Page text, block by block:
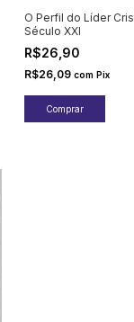
O Perfil do Líder
Século XXI
R$26,90
R$26,09 com Pix